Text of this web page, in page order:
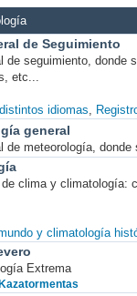
de Seguimiento
de seguimiento, donde
etc...
idiomas
general
de meteorología,
de clima y climatología:
y climatología
Extrema
Kazatormentas